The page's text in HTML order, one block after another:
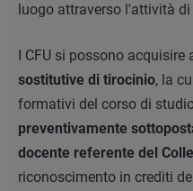
luogo attraverso l'attività di
I CFU si possono acquisire
sostitutive di tirocinio, la
formativi del corso di
preventivamente
docente referente del
riconoscimento in crediti